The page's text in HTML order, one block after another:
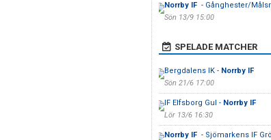
Norrby IF - Gånghester/
Sön 13/9 15:00
SPELADE MATCHER
Bergdalens IK - Norrby IF
Sön 21/6 17:00
IF Elfsborg Gul - Norrby IF
Lör 13/6 16:30
Norrby IF - Sjömarkens IF